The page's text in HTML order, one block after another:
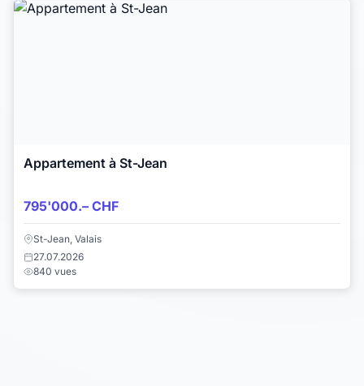
Appartement à St-Jean
795'000.– CHF
St-Jean, Valais
27.07.2026
840 vues